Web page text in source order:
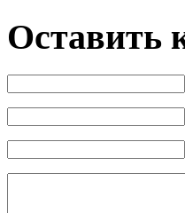
Оставить